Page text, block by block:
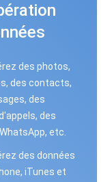
des photos,
des contacts,
des
des
etc.
des données
iTunes et